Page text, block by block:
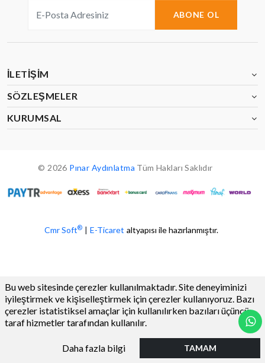
ABONE OL
İLETIŞIM
SÖZLEŞMELER
KURUMSAL
© 2026 Pınar Aydınlatma Tüm Hakları Saklıdır
Cmr Soft® | E-Ticaret altyapısı ile hazırlanmıştır.
Bu web sitesinde çerezler kullanılmaktadır. Site deneyiminizi
iyileştirmek ve kişiselleştirmek için çerezler kullanıyoruz. Bazı
çerezler istatistiksel amaçlar için kullanılırken bazıları üçüncü
taraf hizmetler tarafından kullanılır.
Daha fazla bilgi TAMAM